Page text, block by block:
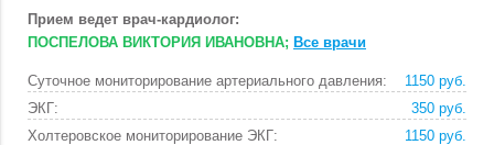
Прием ведет врач-кардиолог:
ПОСПЕЛОВА ВИКТОРИЯ ИВАНОВНА; Все врачи
Суточное мониторирование артериального давления:
1150 руб.
ЭКГ:
350 руб.
Холтеровское мониторирование ЭКГ:
1150 руб.